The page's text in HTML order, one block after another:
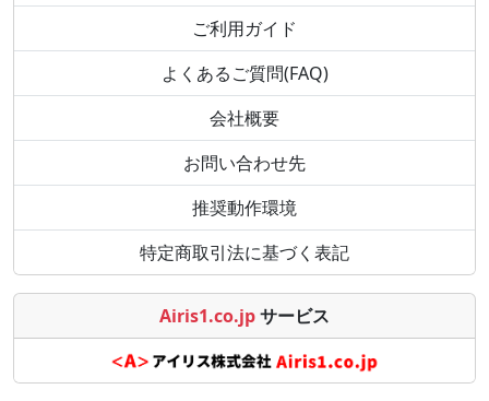
ご利用ガイド
よくあるご質問(FAQ)
会社概要
お問い合わせ先
推奨動作環境
特定商取引法に基づく表記
Airis1.co.jpサービス